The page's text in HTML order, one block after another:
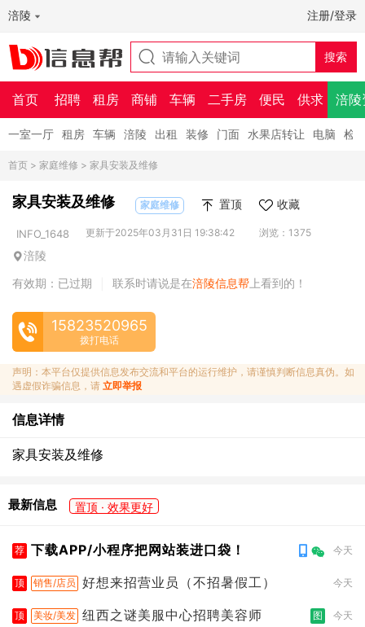
涪陵 注册/登录
首页 招聘 租房 商铺 车辆 二手房 便民 供求 涪陵
一室一厅 租房 车辆 涪陵 出租 装修 门面 水果店转让 电脑 检
首页 > 家庭维修 > 家具安装及维修
家具安装及维修 家庭维修 置顶 收藏
INFO_1648 更新于2025年03月31日 19:38:42 浏览：1375
涪陵
有效期：已过期
联系时请说是在涪陵信息帮 上看到的！
15823520965
拨打电话
声明：本平台仅提供信息发布交流和平台的运行维护，请谨慎判断信息真伪。如
遇虚假诈骗信息，请 立即举报
信息详情
家具安装及维修
最新信息 置顶 · 效果更好
荐 下载APP/小程序把网站装进口袋！ 今天
顶 销售/店员 好想来招营业员（不招暑假工） 今天
顶 美妆/美发 纽西之谜美服中心招聘美容师 图 今天